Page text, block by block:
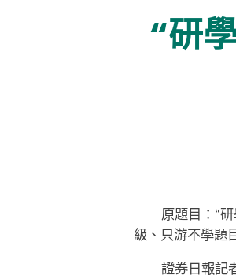
“研
原題目：“
級、只游不學題
證券日報記